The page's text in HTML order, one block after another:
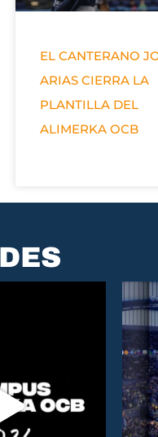
EL CANTERANO
ARIAS CIERRA LA
PLANTILLA DEL
ALIMERKA OCB